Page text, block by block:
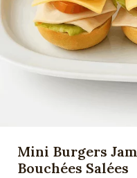
Mini Burgers
Bouchées Salées